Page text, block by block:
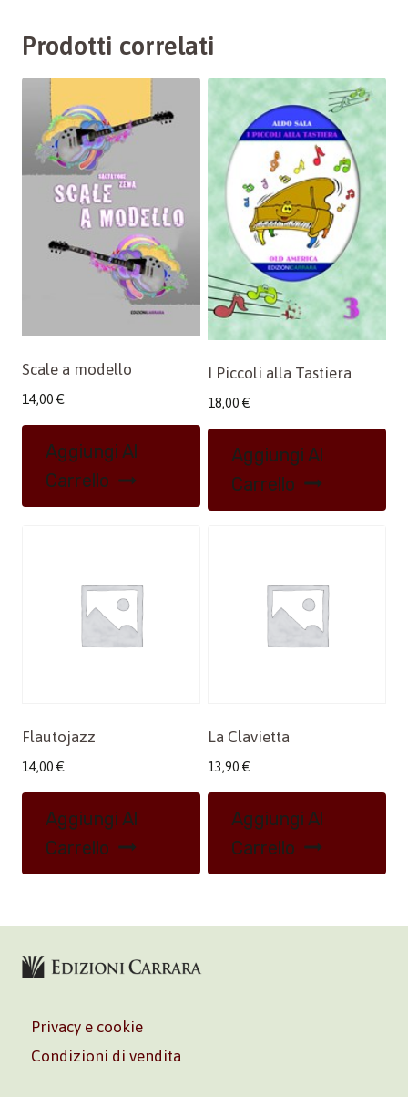
Prodotti correlati
Scale a modello
14,00 €
Aggiungi Al
Carrello
I Piccoli alla Tastiera
18,00 €
Aggiungi Al
Carrello
Flautojazz
14,00 €
Aggiungi Al
Carrello
La Clavietta
13,90 €
Aggiungi Al
Carrello
Privacy e cookie
Condizioni di vendita